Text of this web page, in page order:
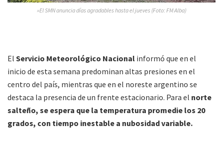
»El SMN anuncia días agradables hasta el jueves (Foto: FM Alba)
El Servicio Meteorológico Nacional informó que en el
inicio de esta semana predominan altas presiones en el
centro del país, mientras que en el noreste argentino se
destaca la presencia de un frente estacionario. Para el norte
salteño, se espera que la temperatura promedie los 20
grados, con tiempo inestable a nubosidad variable.